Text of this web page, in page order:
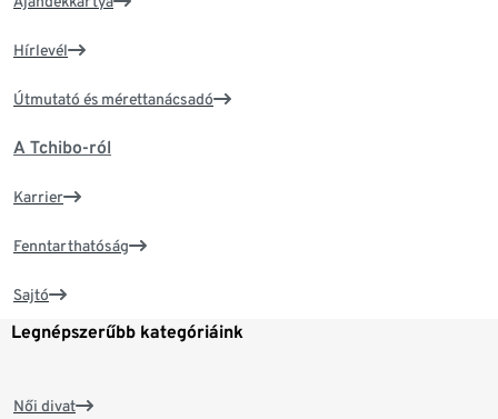
Hírlevél
Útmutató és mérettanácsadó
A Tchibo-ról
Karrier
Fenntarthatóság
Sajtó
Legnépszerűbb kategóriáink
Női divat